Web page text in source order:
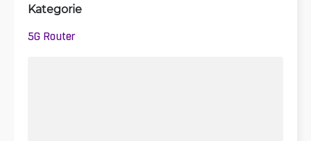
Kategorie
5G Router